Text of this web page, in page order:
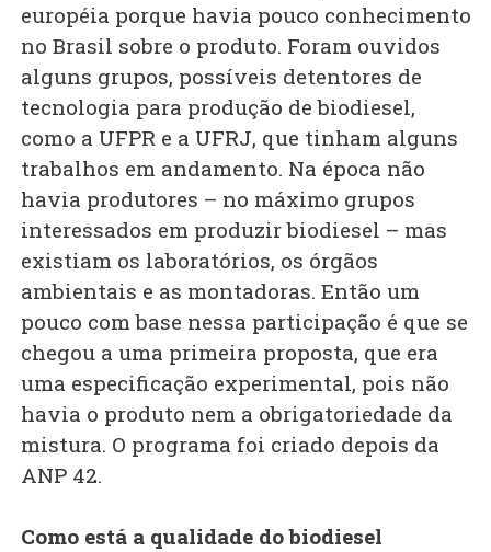
européia porque havia pouco conhecimento
no Brasil sobre o produto. Foram ouvidos
alguns grupos, possíveis detentores de
tecnologia para produção de biodiesel,
como a UFPR e a UFRJ, que tinham alguns
trabalhos em andamento. Na época não
havia produtores – no máximo grupos
interessados em produzir biodiesel – mas
existiam os laboratórios, os órgãos
ambientais e as montadoras. Então um
pouco com base nessa participação é que se
chegou a uma primeira proposta, que era
uma especificação experimental, pois não
havia o produto nem a obrigatoriedade da
mistura. O programa foi criado depois da
ANP 42.
Como está a qualidade do biodiesel